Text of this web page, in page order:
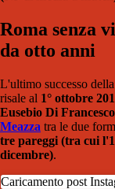
Roma senza
da otto anni
L'ultimo successo
risale al 1° ottobre
Eusebio Di
Meazza tra le due
tre pareggi (tra cui
dicembre).
Caricamento post